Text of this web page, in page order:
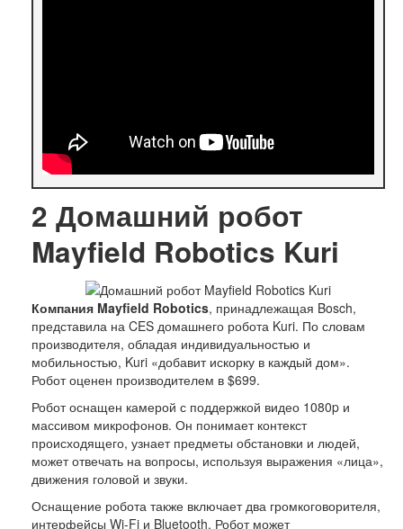
2 Домашний робот
Mayfield Robotics Kuri
Компания Mayfield Robotics, принадлежащая Bosch,
представила на CES домашнего робота Kuri. По словам
производителя, обладая индивидуальностью и
мобильностью, Kuri «добавит искорку в каждый дом».
Робот оценен производителем в $699.
Робот оснащен камерой с поддержкой видео 1080p и
массивом микрофонов. Он понимает контекст
происходящего, узнает предметы обстановки и людей,
может отвечать на вопросы, используя выражения «лица»,
движения головой и звуки.
Оснащение робота также включает два громкоговорителя,
интерфейсы Wi-Fi и Bluetooth. Робот может